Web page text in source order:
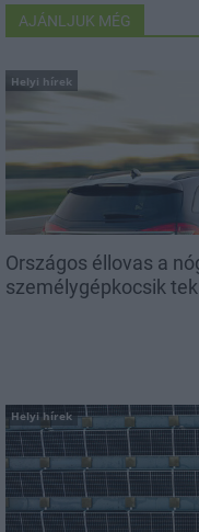
AJÁNLJUK MÉG
Helyi hírek
Országos éllovas a
személygépkocsik
Helyi hírek